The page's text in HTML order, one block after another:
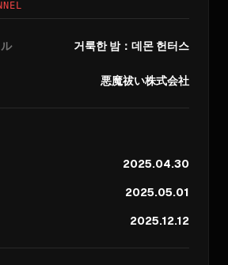
거룩한 밤：데몬 헌터스
悪魔祓い株式会社
2025.04.30
2025.05.01
2025.12.12